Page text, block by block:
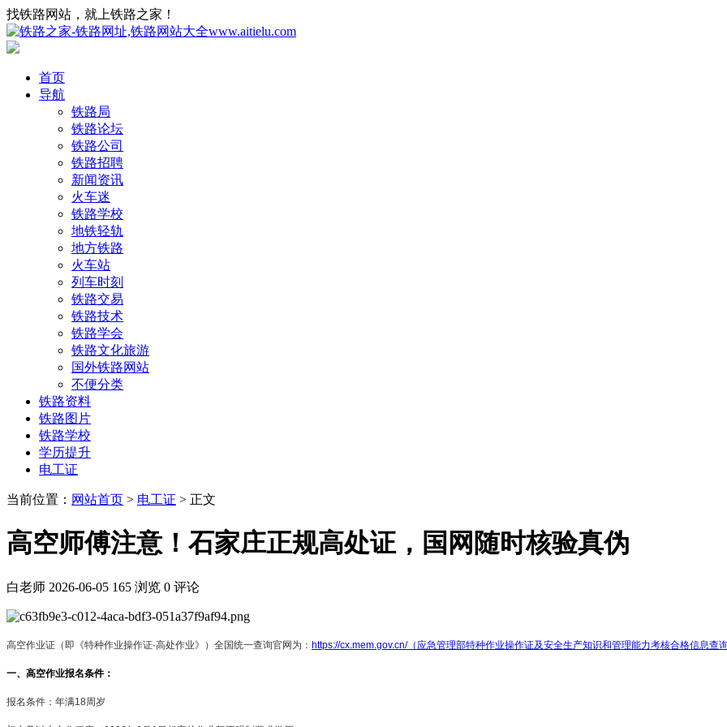
找铁路网站，就上铁路之家！
首页
导航
铁路局
铁路论坛
铁路公司
铁路招聘
新闻资讯
火车迷
铁路学校
地铁轻轨
地方铁路
火车站
列车时刻
铁路交易
铁路技术
铁路学会
铁路文化旅游
国外铁路网站
不便分类
铁路资料
铁路图片
铁路学校
学历提升
电工证
当前位置： 网站首页 > 电工证 > 正文
高空师傅注意！石家庄正规高处证，国网随时核验真伪
白老师 2026-06-05 165 浏览 0 评论
高空作业证（即《特种作业操作证·高处作业》）全国统一查询官网为： https://cx.mem.gov.cn/（应急管理部特种作业操作证及安全生产知识和管理能力考核合格信息查询
一、高空作业报名条件：
‌报名条件‌：年满18周岁